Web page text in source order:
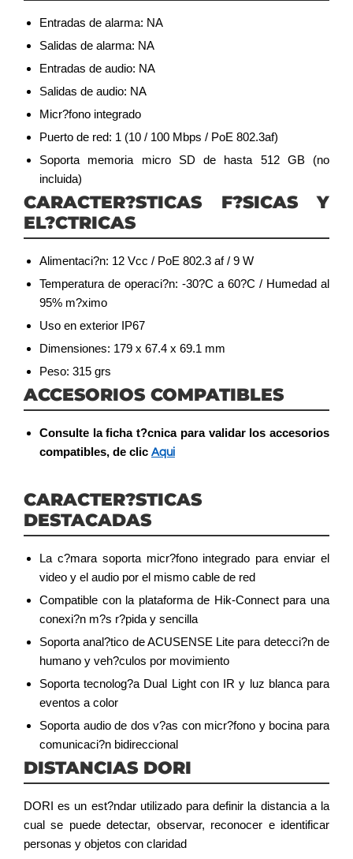
Entradas de alarma: NA
Salidas de alarma: NA
Entradas de audio: NA
Salidas de audio: NA
Micr?fono integrado
Puerto de red: 1 (10 / 100 Mbps / PoE 802.3af)
Soporta memoria micro SD de hasta 512 GB (no
incluida)
CARACTER?STICAS F?SICAS Y
EL?CTRICAS
Alimentaci?n: 12 Vcc / PoE 802.3 af / 9 W
Temperatura de operaci?n: -30?C a 60?C / Humedad al
95% m?ximo
Uso en exterior IP67
Dimensiones: 179 x 67.4 x 69.1 mm
Peso: 315 grs
ACCESORIOS COMPATIBLES
Consulte la ficha t?cnica para validar los accesorios
compatibles, de clic Aqui
CARACTER?STICAS
DESTACADAS
La c?mara soporta micr?fono integrado para enviar el
video y el audio por el mismo cable de red
Compatible con la plataforma de Hik-Connect para una
conexi?n m?s r?pida y sencilla
Soporta anal?tico de ACUSENSE Lite para detecci?n de
humano y veh?culos por movimiento
Soporta tecnolog?a Dual Light con IR y luz blanca para
eventos a color
Soporta audio de dos v?as con micr?fono y bocina para
comunicaci?n bidireccional
DISTANCIAS DORI
DORI es un est?ndar utilizado para definir la distancia a la
cual se puede detectar, observar, reconocer e identificar
personas y objetos con claridad